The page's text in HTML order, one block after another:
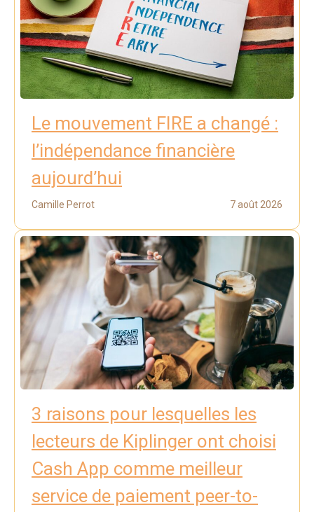
Le mouvement FIRE a changé :
l’indépendance financière
aujourd’hui
Camille Perrot 7 août 2026
3 raisons pour lesquelles les
lecteurs de Kiplinger ont choisi
Cash App comme meilleur
service de paiement peer-to-